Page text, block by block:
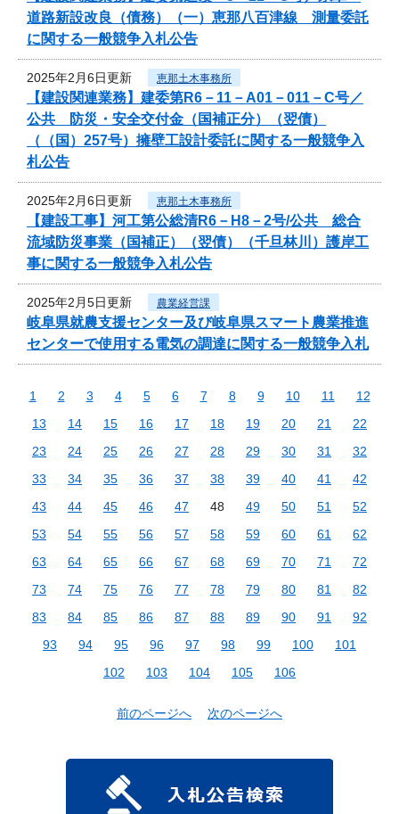
道路新設改良（債務）（一）恵那八百津線 測量委託
に関する一般競争入札公告
2025年2月6日更新 恵那土木事務所
【建設関連業務】建委第R6－11－A01－011－C号／
公共 防災・安全交付金（国補正分）（翌債）
（（国）257号）擁壁工設計委託に関する一般競争入
札公告
2025年2月6日更新 恵那土木事務所
【建設工事】河工第公総清R6－H8－2号/公共 総合
流域防災事業（国補正）（翌債）（千旦林川）護岸工
事に関する一般競争入札公告
2025年2月5日更新 農業経営課
岐阜県就農支援センター及び岐阜県スマート農業推進
センターで使用する電気の調達に関する一般競争入札
1 2 3 4 5 6 7 8 9 10 11
12
13
14 15 16 17 18 19 20 21
22
23
24 25 26 27 28 29 30 31
32
33
34 35 36 37 38 39 40 41
42
43
44 45 46 47 48 49 50 51
52
53
54 55 56 57 58 59 60 61
62
63
64 65 66 67 68 69 70 71
72
73
74 75 76 77 78 79 80 81
82
83
84 85 86 87 88 89 90 91
92
93
94 95 96 97 98 99 100
101
102
103 104 105 106
前のページへ 次のページへ